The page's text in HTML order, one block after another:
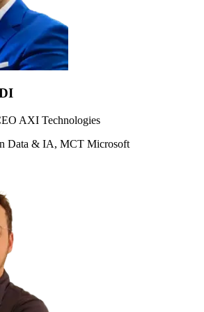
AXI Technologies
Data & IA, MCT Microsoft